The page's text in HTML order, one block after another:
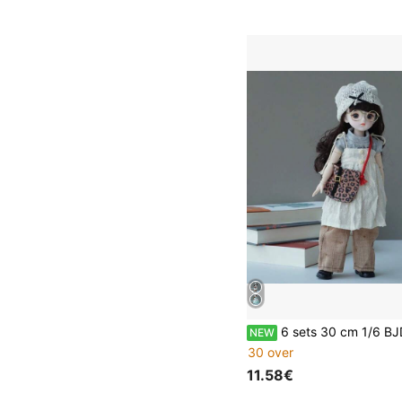
NEW 6 sets 30 cm 1/6 BJD-poppen met kleding, schoenen en tassen, ball jointed modepoppen,
30 over
11.58€